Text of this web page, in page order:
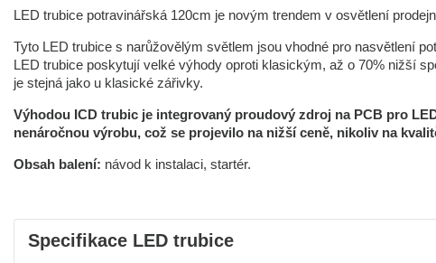
LED trubice potravinářská 120cm je novým trendem v osvětlení
Tyto LED trubice s narůžovělým světlem jsou vhodné pro nasvětlení
LED trubice poskytují velké výhody oproti klasickým, až o 70% nižší
je stejná jako u klasické zářivky.
Výhodou ICD trubic je integrovaný proudový zdroj na PCB pro
nenáročnou výrobu, což se projevilo na nižší ceně, nikoliv na
Obsah balení: návod k instalaci, startér.
Specifikace LED trubice